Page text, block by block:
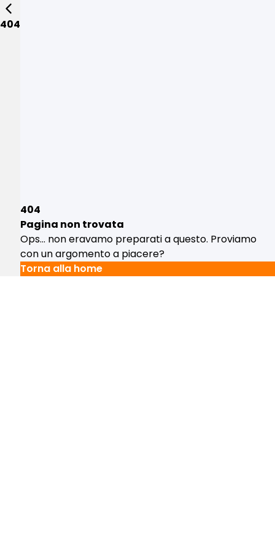
404
404
Pagina non trovata
Ops... non eravamo preparati a questo. Proviamo
con un argomento a piacere?
Torna alla home